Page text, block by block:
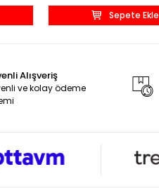
Sepete Ekle
Alışveriş
ve kolay ödeme